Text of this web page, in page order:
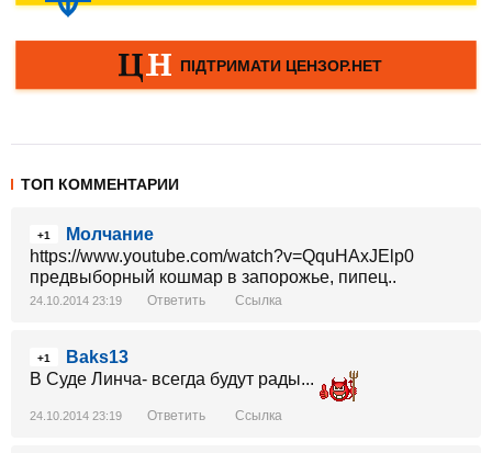
ТОП КОММЕНТАРИИ
+1
Молчание
https://www.youtube.com/watch?v=QquHAxJElp0
предвыборный кошмар в запорожье, пипец..
24.10.2014 23:19 Ответить Ссылка
+1
Baks13
В Суде Линча- всегда будут рады...
24.10.2014 23:19 Ответить Ссылка